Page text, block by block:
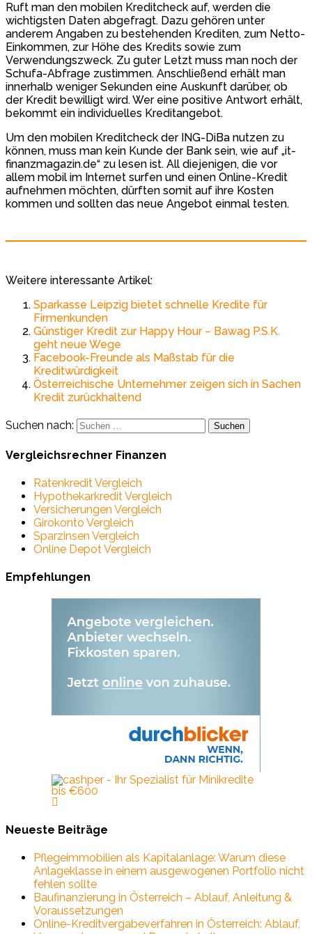
Ruft man den mobilen Kreditcheck auf, werden die
wichtigsten Daten abgefragt. Dazu gehören unter
anderem Angaben zu bestehenden Krediten, zum Netto-
Einkommen, zur Höhe des Kredits sowie zum
Verwendungszweck. Zu guter Letzt muss man noch der
Schufa-Abfrage zustimmen. Anschließend erhält man
innerhalb weniger Sekunden eine Auskunft darüber, ob
der Kredit bewilligt wird. Wer eine positive Antwort erhält,
bekommt ein individuelles Kreditangebot.
Um den mobilen Kreditcheck der ING-DiBa nutzen zu
können, muss man kein Kunde der Bank sein, wie auf „it-
finanzmagazin.de“ zu lesen ist. All diejenigen, die vor
allem mobil im Internet surfen und einen Online-Kredit
aufnehmen möchten, dürften somit auf ihre Kosten
kommen und sollten das neue Angebot einmal testen.
Weitere interessante Artikel:
Sparkasse Leipzig bietet schnelle Kredite für
Firmenkunden
Günstiger Kredit zur Happy Hour – Bawag P.S.K.
geht neue Wege
Facebook-Freunde als Maßstab für die
Kreditwürdigkeit
Österreichische Unternehmer zeigen sich in Sachen
Kredit zurückhaltend
Suchen nach:
Vergleichsrechner Finanzen
Ratenkredit Vergleich
Hypothekarkredit Vergleich
Versicherungen Vergleich
Girokonto Vergleich
Sparzinsen Vergleich
Online Depot Vergleich
Empfehlungen
Neueste Beiträge
Pflegeimmobilien als Kapitalanlage: Warum diese
Anlageklasse in einem ausgewogenen Portfolio nicht
fehlen sollte
Baufinanzierung in Österreich – Ablauf, Anleitung &
Voraussetzungen
Online-Kreditvergabeverfahren in Österreich: Ablauf,